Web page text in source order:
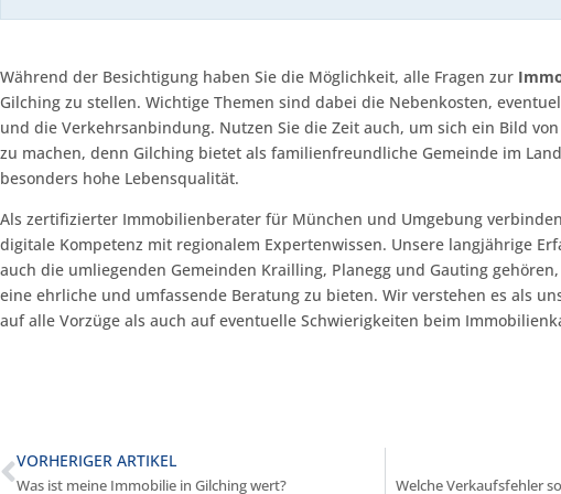
Während der Besichtigung haben Sie die Möglichkeit, alle Fragen zur
Gilching zu stellen. Wichtige Themen sind dabei die Nebenkosten,
und die Verkehrsanbindung. Nutzen Sie die Zeit auch, um sich ein Bild
zu machen, denn Gilching bietet als familienfreundliche Gemeinde im
besonders hohe Lebensqualität.
Als zertifizierter Immobilienberater für München und Umgebung
digitale Kompetenz mit regionalem Expertenwissen. Unsere langjährige
auch die umliegenden Gemeinden Krailling, Planegg und Gauting
eine ehrliche und umfassende Beratung zu bieten. Wir verstehen es als
auf alle Vorzüge als auch auf eventuelle Schwierigkeiten beim
VORHERIGER ARTIKEL
Was ist meine Immobilie in Gilching wert? Welche Verkaufsfehler